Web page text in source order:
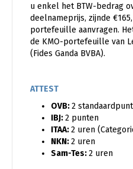
u enkel het BTW-bedrag
deelnameprijs, zijnde
portefeuille aanvragen.
de KMO-portefeuille van
(Fides Ganda BVBA).
ATTEST
OVB:2
IBJ:2 punten
ITAA:2 uren
NKN:2 uren
Sam-Tes:2 uren